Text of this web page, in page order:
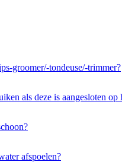
groomer/-tondeuse/-trimmer?
als deze is aangesloten op
afspoelen?